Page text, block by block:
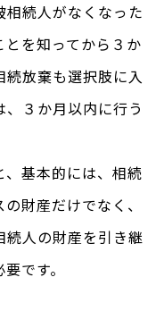
相続人がなくなった
を知ってから３か
放棄も選択肢に入
３か月以内に行う
、基本的には、相続
財産だけでなく、
続人の財産を引き継
です。